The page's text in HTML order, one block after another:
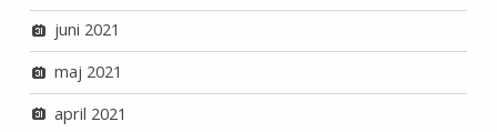
juni 2021
maj 2021
april 2021